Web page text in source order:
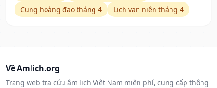
Cung hoàng đạo tháng 4
Lịch vạn niên tháng 4
Về Amlich.org
Trang web tra cứu âm lịch Việt Nam miễn phí, cung cấp thông